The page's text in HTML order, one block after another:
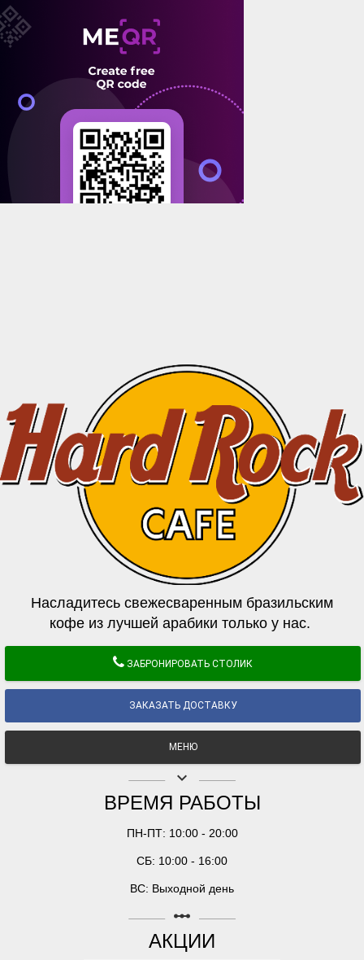
Насладитесь свежесваренным бразильским
кофе из лучшей арабики только у нас.
ЗАБРОНИРОВАТЬ СТОЛИК
ЗАКАЗАТЬ ДОСТАВКУ
МЕНЮ
keyboard_arrow_down
ВРЕМЯ РАБОТЫ
ПН-ПТ: 10:00 - 20:00
СБ: 10:00 - 16:00
ВС: Выходной день
linear_scale
АКЦИИ